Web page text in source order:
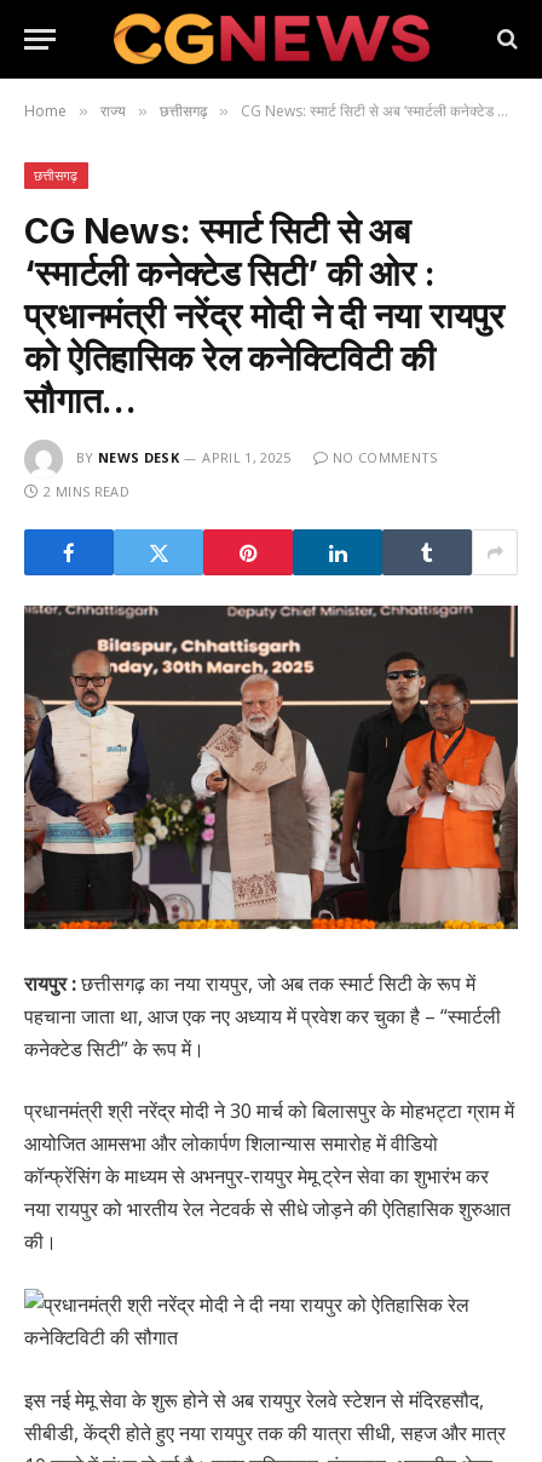
Home » राज्य » छत्तीसगढ़ » CG News: स्मार्ट सिटी से अब ‘स्मार्टली कनेक्टेड सिटी’ की ओर : प्रधानमंत्री नरेंद्र मोदी ने दी नया रायपुर को ऐतिहासिक रेल कनेक्टिविटी की सौगात…
छत्तीसगढ़
CG News: स्मार्ट सिटी से अब
‘स्मार्टली कनेक्टेड सिटी’ की ओर :
प्रधानमंत्री नरेंद्र मोदी ने दी नया रायपुर
को ऐतिहासिक रेल कनेक्टिविटी की
सौगात…
BY NEWS DESK APRIL 1, 2025
NO COMMENTS
2 MINS READ
रायपुर :छत्तीसगढ़ का नया रायपुर, जो अब तक स्मार्ट सिटी के रूप में
पहचाना जाता था, आज एक नए अध्याय में प्रवेश कर चुका है – “स्मार्टली
कनेक्टेड सिटी” के रूप में।
प्रधानमंत्री श्री नरेंद्र मोदी ने 30 मार्च को बिलासपुर के मोहभट्टा ग्राम में
आयोजित आमसभा और लोकार्पण शिलान्यास समारोह में वीडियो
कॉन्फ्रेंसिंग के माध्यम से अभनपुर-रायपुर मेमू ट्रेन सेवा का शुभारंभ कर
नया रायपुर को भारतीय रेल नेटवर्क से सीधे जोड़ने की ऐतिहासिक शुरुआत
की।
इस नई मेमू सेवा के शुरू होने से अब रायपुर रेलवे स्टेशन से मंदिरहसौद,
सीबीडी, केंद्री होते हुए नया रायपुर तक की यात्रा सीधी, सहज और मात्र